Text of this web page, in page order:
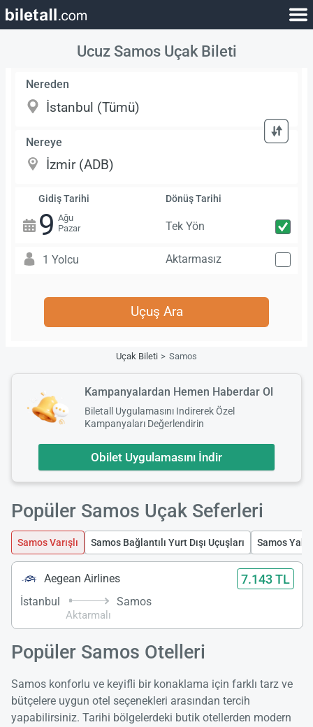
Ucuz Samos Uçak Bileti
Nereden
Nereye
Gidiş Tarihi
9 Ağu
Pazar
Dönüş Tarihi
Tek Yön
1 Yolcu Aktarmasız
Uçuş Ara
Uçak Bileti Samos
Kampanyalardan Hemen Haberdar Ol
Biletall Uygulamasını Indirerek Özel
Kampanyaları Değerlendirin
Obilet Uygulamasını İndir
Popüler Samos Uçak Seferleri
Samos Varışlı Samos Bağlantılı Yurt Dışı Uçuşları Samos
Aegean Airlines 7.143 TL
İstanbul
Aktarmalı
Samos
Popüler Samos Otelleri
Samos konforlu ve keyifli bir konaklama için farklı tarz ve
bütçelere uygun otel seçenekleri arasından tercih
yapabilirsiniz. Tarihi bölgelerdeki butik otellerden modern